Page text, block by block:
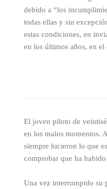
debido a “los
todas ellas y sin
estas condiciones, en
en los últimos años, en
El joven piloto de
en los malos momentos.
siempre hicieron lo que
comprobar que ha
Una vez interrumpido su